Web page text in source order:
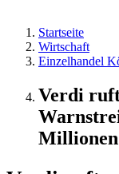
Startseite
Wirtschaft
Einzelhandel
Verdi